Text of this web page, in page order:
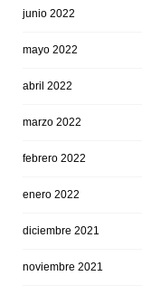
junio 2022
mayo 2022
abril 2022
marzo 2022
febrero 2022
enero 2022
diciembre 2021
noviembre 2021